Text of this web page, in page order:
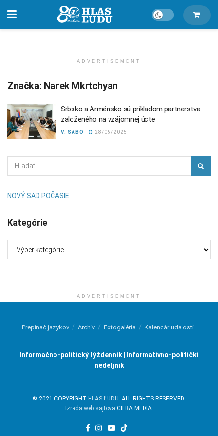
ADVERTISEMENT
Značka: Narek Mkrtchyan
Srbsko a Arménsko sú príkladom partnerstva
založeného na vzájomnej úcte
V. SABO 28/05/2025
NOVÝ SAD POČASIE
Kategórie
ADVERTISEMENT
Prepínač jazykov Archív Fotogaléria Kalendár udalostí
Informačno-politický týždenník | Informativno-politički
nedeljnik
© 2021 COPYRIGHT HLAS ĽUDU . ALL RIGHTS RESERVED.
Izrada web sajtova CIFRA MEDIA.